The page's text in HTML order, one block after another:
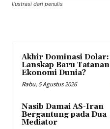
Ilustrasi dari penulis
Akhir Dominasi Dolar:
Lanskap Baru Tatanan
Ekonomi Dunia?
Rabu, 5 Agustus 2026
Nasib Damai AS-Iran
Bergantung pada Dua
Mediator